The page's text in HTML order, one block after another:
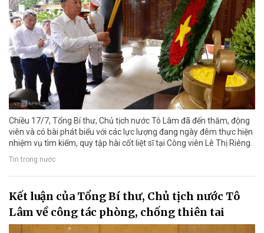
Chiều 17/7, Tổng Bí thư, Chủ tịch nước Tô Lâm đã đến thăm, động
viên và có bài phát biểu với các lực lượng đang ngày đêm thực hiện
nhiệm vụ tìm kiếm, quy tập hài cốt liệt sĩ tại Công viên Lê Thị Riêng.
Tin trong nước
Kết luận của Tổng Bí thư, Chủ tịch nước Tô
Lâm về công tác phòng, chống thiên tai